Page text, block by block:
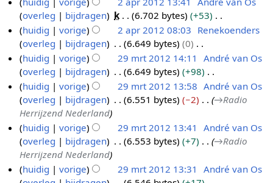
t
i
n
g
v
a
t
t
i
n
g
e
n
v
a
t
t
i
n
g
a
m
e
n
v
a
t
t
i
n
g
s
s
a
m
e
n
v
a
t
t
i
n
g
n
g
s
s
a
m
e
n
v
a
t
t
i
k
i
n
g
s
s
a
m
e
n
v
a
t
2
e
r
k
i
n
g
s
s
a
m
e
n
v
e
w
e
r
k
i
n
g
s
s
a
m
e
0
2
n
b
e
w
e
r
k
i
n
g
s
s
a
e
e
n
b
e
w
e
r
i
n
g
s
overleg
bijdragen k 6.702 bytes
+53
G
e
e
n
b
e
w
e
r
k
n
huidig vorige 2 apr 2012 08:03 Renekoenders
overleg
bijdragen 6.649 bytes
0
G
e
e
n
b
e
w
e
r
k
9
1
huidig vorige 29 mrt 2012 14:11
André van Os
overleg
bijdragen 6.649 bytes
+98
G
e
e
n
b
e
w
e
huidig vorige 29 mrt 2012 13:58 André van Os
overleg
bijdragen 6.551 bytes −2 →Radio
Herrijzend Nederland
huidig
vorige 29 mrt 2012 13:41
André van Os
overleg
bijdragen 6.553 bytes +7 →Radio
Herrijzend Nederland
huidig
vorige 29 mrt 2012 13:31
André van Os